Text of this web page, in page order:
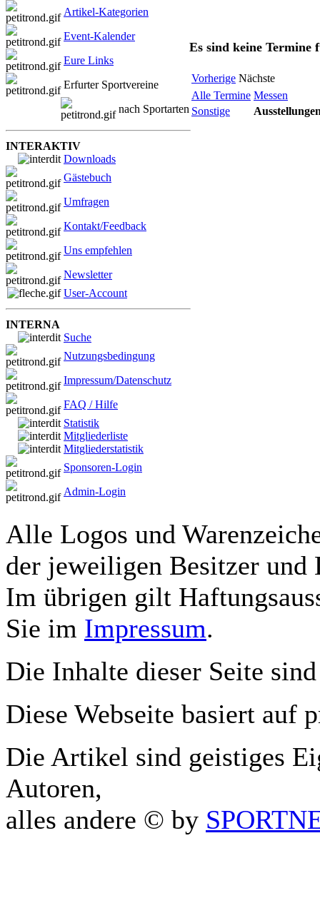
Artikel-Kategorien
Event-Kalender
Eure Links
Erfurter Sportvereine
nach Sportarten
INTERAKTIV
Downloads
Gästebuch
Umfragen
Kontakt/Feedback
Uns empfehlen
Newsletter
User-Account
INTERNA
Suche
Nutzungsbedingung
Impressum/Datenschutz
FAQ / Hilfe
Statistik
Mitgliederliste
Mitgliederstatistik
Sponsoren-Login
Admin-Login
Es sind keine Termine
Vorherige Nächste
Alle Termine Messen
Sonstige
Alle Logos und
der jeweiligen Besitzer und
Im übrigen gilt
Sie im Impressum.
Die Inhalte dieser Seite
Diese Webseite basiert auf
Die Artikel sind geistiges
Autoren,
alles andere © by